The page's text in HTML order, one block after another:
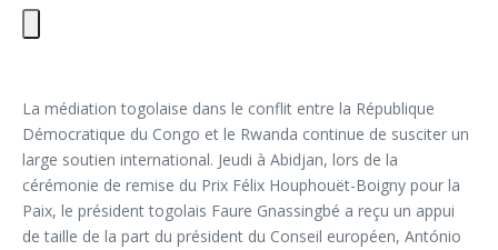
La médiation togolaise dans le conflit entre la République
Démocratique du Congo et le Rwanda continue de susciter un
large soutien international. Jeudi à Abidjan, lors de la
cérémonie de remise du Prix Félix Houphouët-Boigny pour la
Paix, le président togolais Faure Gnassingbé a reçu un appui
de taille de la part du président du Conseil européen, António